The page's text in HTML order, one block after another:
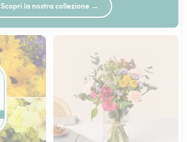
Scopri la nostra collezione →